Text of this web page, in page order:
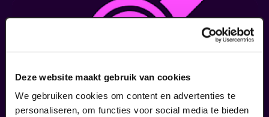
Deze website maakt gebruik van cookies
We gebruiken cookies om content en advertenties te
personaliseren, om functies voor social media te bieden